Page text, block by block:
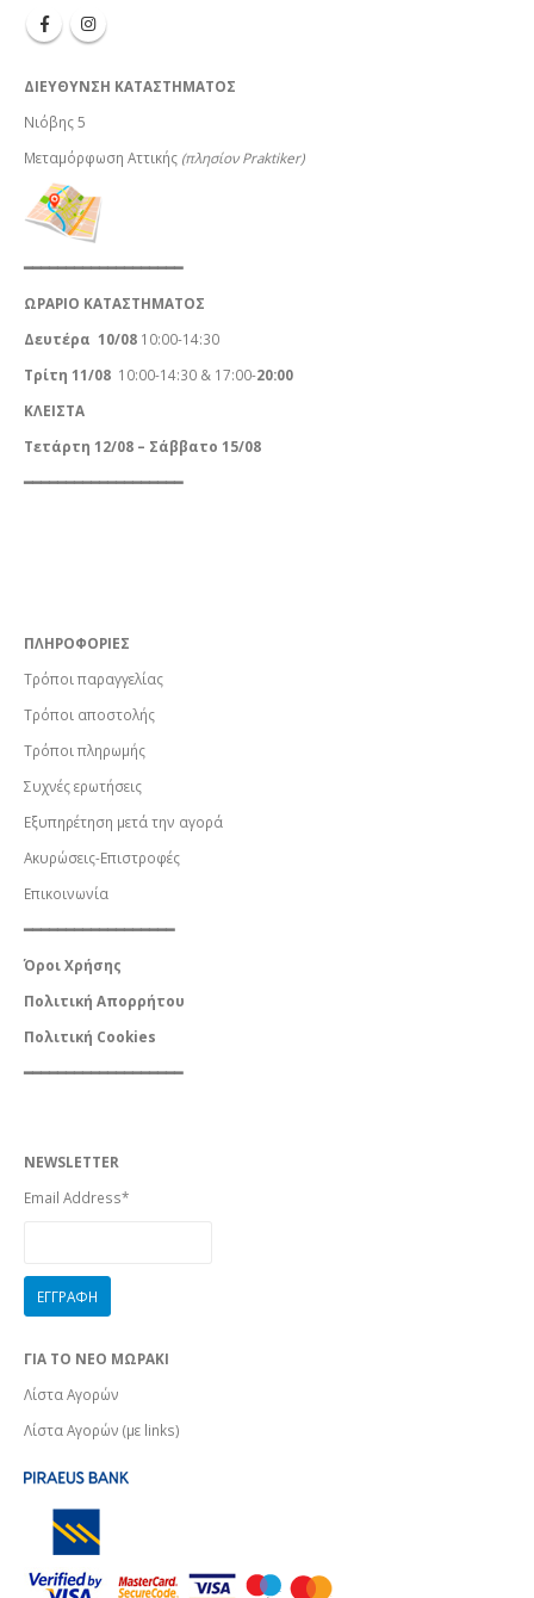
ΔΙΕΥΘΥΝΣΗ ΚΑΤΑΣΤΗΜΑΤΟΣ
Νιόβης 5
Μεταμόρφωση Αττικής (πλησίον Praktiker)
━━━━━━━━━━━━━━━━━━━
ΩΡΑΡΙΟ ΚΑΤΑΣΤΗΜΑΤΟΣ
Δευτέρα 10/08 10:00-14:30
Τρίτη 11/08 10:00-14:30 & 17:00-20:00
ΚΛΕΙΣΤΑ
Τετάρτη 12/08 – Σάββατο 15/08
━━━━━━━━━━━━━━━━━━━
ΠΛΗΡΟΦΟΡΙΕΣ
Τρόποι παραγγελίας
Τρόποι αποστολής
Τρόποι πληρωμής
Συχνές ερωτήσεις
Εξυπηρέτηση μετά την αγορά
Ακυρώσεις-Επιστροφές
Επικοινωνία
━━━━━━━━━━━━━━━━━━
Όροι Χρήσης
Πολιτική Απορρήτου
Πολιτική Cookies
━━━━━━━━━━━━━━━━━━━
NEWSLETTER
Email Address*
ΓΙΑ ΤΟ ΝΕΟ ΜΩΡΑΚΙ
Λίστα Αγορών
Λίστα Αγορών (με links)